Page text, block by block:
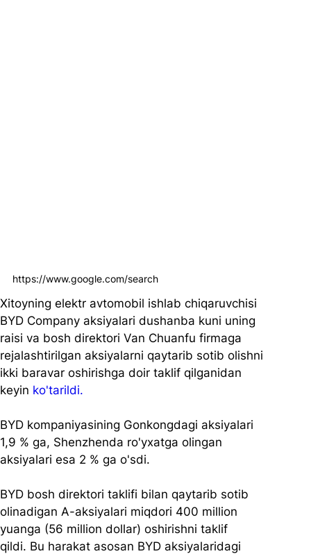
Xitoyning elektr avtomobil ishlab chiqaruvchisi
BYD Company aksiyalari dushanba kuni uning
raisi va bosh direktori Van Chuanfu firmaga
rejalashtirilgan aksiyalarni qaytarib sotib olishni
ikki baravar oshirishga doir taklif qilganidan
keyin ko'tarildi.
BYD kompaniyasining Gonkongdagi aksiyalari
1,9 % ga, Shenzhenda ro'yxatga olingan
aksiyalari esa 2 % ga o'sdi.
BYD bosh direktori taklifi bilan qaytarib sotib
olinadigan A-aksiyalari miqdori 400 million
yuanga (56 million dollar) oshirishni taklif
qildi. Bu harakat asosan BYD aksiyalaridagi
https://www.google.com/search